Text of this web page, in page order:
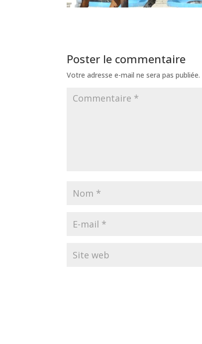
Poster le commentaire
Votre adresse e-mail ne sera pas publiée.